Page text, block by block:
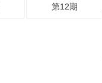
第12期